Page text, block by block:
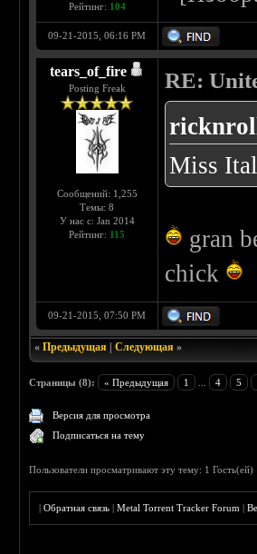
Рейтинг: 104
09-21-2015, 06:16 PM
tears_of_fire
Posting Freak
Сообщений: 1,255
Темы: 8
У нас с: Jan 2014
Рейтинг: 115
RE:
Miss
gran
chick
09-21-2015, 07:50 PM
«Предыдущая |Следующая »
Страницы (8): « Предыдущая 1 4 5
Версия для просмотра
Подписаться на тему
Пользователи просматривают эту тему: 1 Гость(ей)
|Обратная связь |Metal Torrent Tracker Forum |